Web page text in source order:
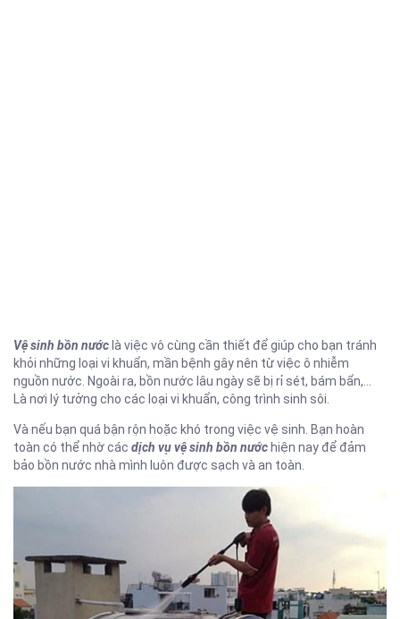
Vệ sinh bồn nướclà việc vô cùng cần thiết để giúp cho bạn tránh
khỏi những loại vi khuẩn, mần bệnh gây nên từ việc ô nhiễm
nguồn nước. Ngoài ra, bồn nước lâu ngày sẽ bị rỉ sét, bám bẩn,…
Là nơi lý tưởng cho các loại vi khuẩn, công trình sinh sôi.
Và nếu bạn quá bận rộn hoặc khó trong việc vệ sinh. Bạn hoàn
toàn có thể nhờ các dịch vụ vệ sinh bồn nướchiện nay để đảm
bảo bồn nước nhà mình luôn được sạch và an toàn.